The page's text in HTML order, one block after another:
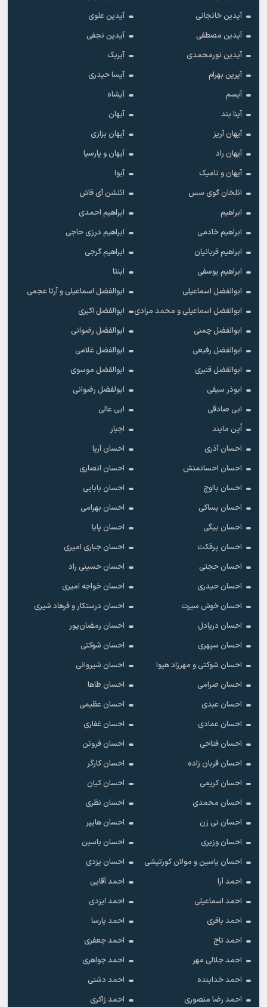
آیدین خانجانی
آیدین علوی
آیدین مصطفی
آیدین نجفی
آیدین نورمحمدی
آیریک
آیرین بهرام
آیسا حیدری
آیسم
آیشاه
آینا بند
آیهان
آیهان آریز
آیهان بزازی
آیهان راد
آیهان و پارسیا
آیهان و نامیک
آیوا
ائلخان گوی سس
ائلشن آی قاش
ابراهیم
ابراهیم احمدی
ابراهیم خادمی
ابراهیم درزی حاجی
ابراهیم قربانیان
ابراهیم گرجی
ابراهیم یوسفی
ابنتا
ابوالفضل اسماعیلی
ابوالفضل اسماعیلی و آرتا عجمی
ابوالفضل اسماعیلی و محمد مرادی
ابوالفضل اکبری
ابوالفضل چمنی
ابوالفضل رضوانی
ابوالفضل رفیعی
ابوالفضل غلامی
ابوالفضل قنبری
ابوالفضل موسوی
ابوذر سیفی
ابولفضل رضوانی
ابی صادقی
ابی عالی
اُپن مایند
اجبار
احسان آذری
احسان آریا
احسان احسانمنش
احسان انصاری
احسان بااوج
احسان بابایی
احسان بساکی
احسان بهرامی
احسان بیگی
احسان پایا
احسان پرفکت
احسان جباری امیری
احسان حجتی
احسان حسینی راد
احسان حیدری
احسان خواجه امیری
احسان خوش سیرت
احسان درستکار و فرهاد شیرى
احسان دریادل
احسان رمضان‌پور
احسان سپهری
احسان شوکتی
احسان شوکتی و مهرزاد هیوا
احسان شیروانی
احسان صرامی
احسان طاها
احسان عبدی
احسان عظیمی
احسان عمادی
احسان غفاری
احسان فتاحی
احسان فروتن
احسان قربان زاده
احسان کارگر
احسان کریمی
احسان کیان
احسان محمدی
احسان نظری
احسان نی زن
احسان هایپر
احسان وزیری
احسان یاسین
احسان یاسین و مولان کورتیشی
احسان یزدی
احمد آرا
احمد آقایی
احمد اسماعیلی
احمد ایزدی
احمد باقری
احمد پارسا
احمد تاج
احمد جعفری
احمد جلالی مهر
احمد جواهری
احمد خدابنده
احمد دشتی
احمد رضا منصوری
احمد زاکری